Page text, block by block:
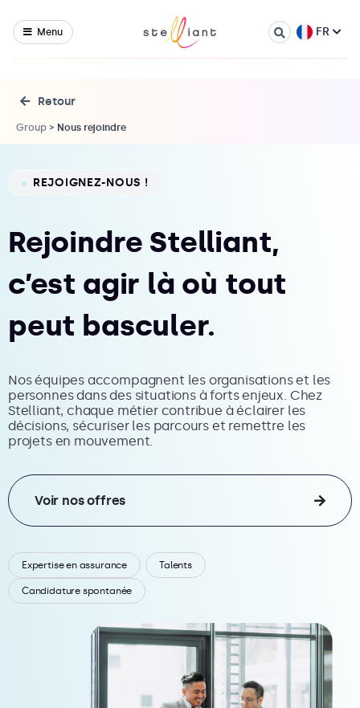
Menu FR
Retour
Group > Nous rejoindre
REJOIGNEZ-NOUS !
Rejoindre Stelliant,
c’est agir là où tout
peut basculer.
Nos équipes accompagnent les organisations et les
personnes dans des situations à forts enjeux. Chez
Stelliant, chaque métier contribue à éclairer les
décisions, sécuriser les parcours et remettre les
projets en mouvement.
Voir nos offres
Expertise en assurance Talents
Candidature spontanée